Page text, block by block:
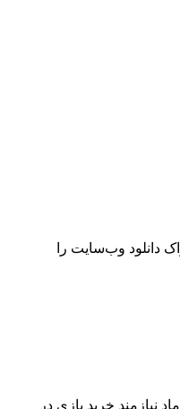
دانلود وب‌سایت را
نیازمند خرید بازی در